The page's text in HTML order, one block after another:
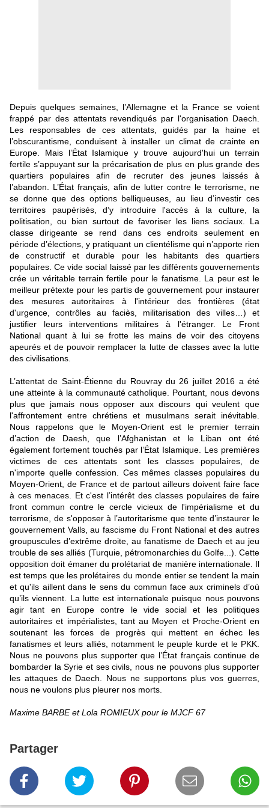
Depuis quelques semaines, l’Allemagne et la France se voient
frappé par des attentats revendiqués par l'organisation Daech.
Les responsables de ces attentats, guidés par la haine et
l’obscurantisme, conduisent à installer un climat de crainte en
Europe. Mais l’État Islamique y trouve aujourd'hui un terrain
fertile s’appuyant sur la précarisation de plus en plus grande des
quartiers populaires afin de recruter des jeunes laissés à
l’abandon. L’État français, afin de lutter contre le terrorisme, ne
se donne que des options belliqueuses, au lieu d’investir ces
territoires paupérisés, d’y introduire l'accès à la culture, la
politisation, ou bien surtout de favoriser les liens sociaux. La
classe dirigeante se rend dans ces endroits seulement en
période d’élections, y pratiquant un clientélisme qui n’apporte rien
de constructif et durable pour les habitants des quartiers
populaires. Ce vide social laissé par les différents gouvernements
crée un véritable terrain fertile pour le fanatisme. La peur est le
meilleur prétexte pour les partis de gouvernement pour instaurer
des mesures autoritaires à l'intérieur des frontières (état
d'urgence, contrôles au faciès, militarisation des villes…) et
justifier leurs interventions militaires à l'étranger. Le Front
National quant à lui se frotte les mains de voir des citoyens
apeurés et de pouvoir remplacer la lutte de classes avec la lutte
des civilisations.
L’attentat de Saint-Étienne du Rouvray du 26 juillet 2016 a été
une atteinte à la communauté catholique. Pourtant, nous devons
plus que jamais nous opposer aux discours qui veulent que
l'affrontement entre chrétiens et musulmans serait inévitable.
Nous rappelons que le Moyen-Orient est le premier terrain
d’action de Daesh, que l’Afghanistan et le Liban ont été
également fortement touchés par l’État Islamique. Les premières
victimes de ces attentats sont les classes populaires, de
n'importe quelle confession. Ces mêmes classes populaires du
Moyen-Orient, de France et de partout ailleurs doivent faire face
à ces menaces. Et c'est l’intérêt des classes populaires de faire
front commun contre le cercle vicieux de l'impérialisme et du
terrorisme, de s'opposer à l’autoritarisme que tente d’instaurer le
gouvernement Valls, au fascisme du Front National et des autres
groupuscules d’extrême droite, au fanatisme de Daech et au jeu
trouble de ses alliés (Turquie, pétromonarchies du Golfe...). Cette
opposition doit émaner du prolétariat de manière internationale. Il
est temps que les prolétaires du monde entier se tendent la main
et qu'ils aillent dans le sens du commun face aux criminels d’où
qu’ils viennent. La lutte est internationale puisque nous pouvons
agir tant en Europe contre le vide social et les politiques
autoritaires et impérialistes, tant au Moyen et Proche-Orient en
soutenant les forces de progrès qui mettent en échec les
fanatismes et leurs alliés, notamment le peuple kurde et le PKK.
Nous ne pouvons plus supporter que l’État français continue de
bombarder la Syrie et ses civils, nous ne pouvons plus supporter
les attaques de Daech. Nous ne supportons plus vos guerres,
nous ne voulons plus pleurer nos morts.
Maxime BARBE et Lola ROMIEUX pour le MJCF 67
Partager